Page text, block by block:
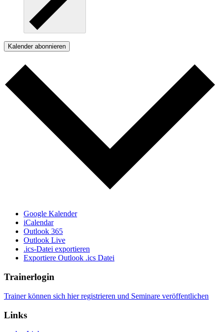
Kalender abonnieren
Google Kalender
iCalendar
Outlook 365
Outlook Live
.ics-Datei exportieren
Exportiere Outlook .ics Datei
Trainerlogin
Trainer können sich hier registrieren und Seminare veröffentlichen
Links